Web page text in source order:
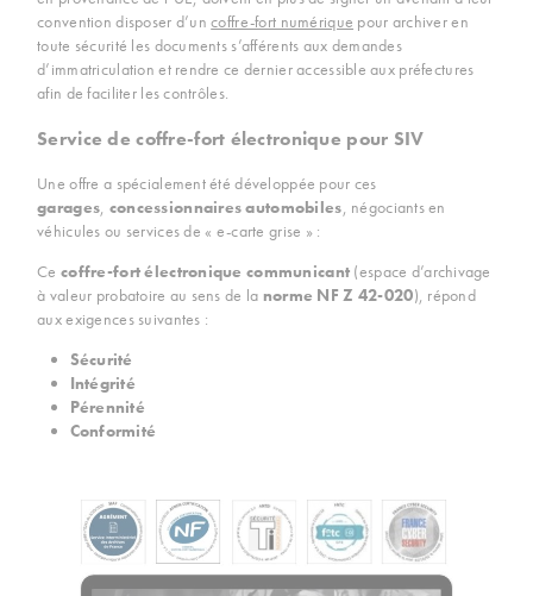
convention disposer d’uncoffre-fort numérique pour archiver en
toute sécurité les documents s’afférents aux demandes
d’immatriculation et rendre ce dernier accessible aux préfectures
afin de faciliter les contrôles.
Service de coffre-fort électronique pour SIV
Une offre a spécialement été développée pour ces
garages, concessionnaires automobiles, négociants en
véhicules ou services de « e-carte grise » :
Cecoffre-fort électronique communicant (espace d’archivage
à valeur probatoire au sens de la norme NF Z 42-020), répond
aux exigences suivantes :
Sécurité
Intégrité
Pérennité
Conformité